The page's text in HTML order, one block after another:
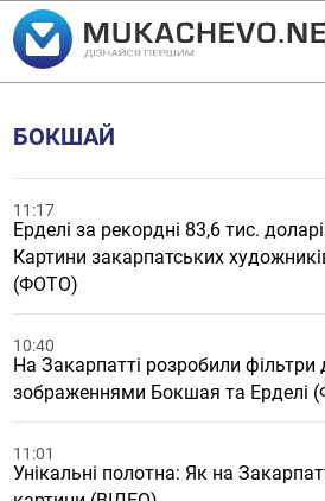
БОКШАЙ
11:17
Ерделі за рекордні 83,6 тис.
Картини закарпатських
(ФОТО)
10:40
На Закарпатті розробили
зображеннями Бокшая та Ерделі
11:01
Унікальні полотна: Як на